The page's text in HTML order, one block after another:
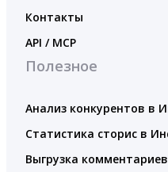
Контакты
API / MCP
Полезное
Анализ конкурентов в
Статистика сторис в
Выгрузка